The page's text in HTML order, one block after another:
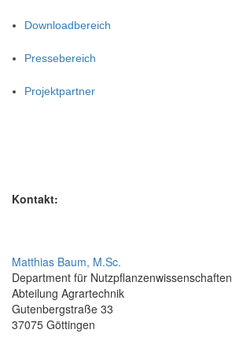
Downloadbereich
Pressebereich
Projektpartner
Kontakt:
Matthias Baum, M.Sc.
Department für Nutzpflanzenwissenschaften
Abteilung Agrartechnik
Gutenbergstraße 33
37075 Göttingen